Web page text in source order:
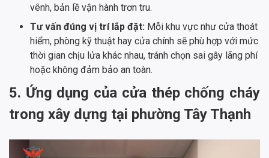
vênh, bản lề vận hành trơn tru.
Tư vấn đúng vị trí lắp đặt: Mỗi khu vực như cửa thoát
hiểm, phòng kỹ thuật hay cửa chính sẽ phù hợp với mức
thời gian chịu lửa khác nhau, tránh chọn sai gây lãng phí
hoặc không đảm bảo an toàn.
5. Ứng dụng của cửa thép chống cháy
trong xây dựng tại phường Tây Thạnh